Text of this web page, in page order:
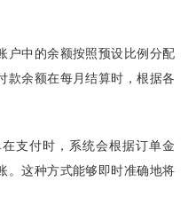
户中的余额按照预设比例分配
款余额在每月结算时，根据各
支付时，系统会根据订单金
。这种方式能够即时准确地将